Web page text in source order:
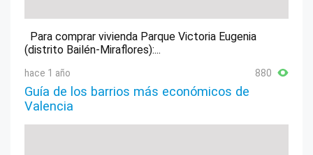
Para comprar vivienda Parque Victoria Eugenia
(distrito Bailén-Miraflores):...
hace 1 año 880
Guía de los barrios más económicos de
Valencia